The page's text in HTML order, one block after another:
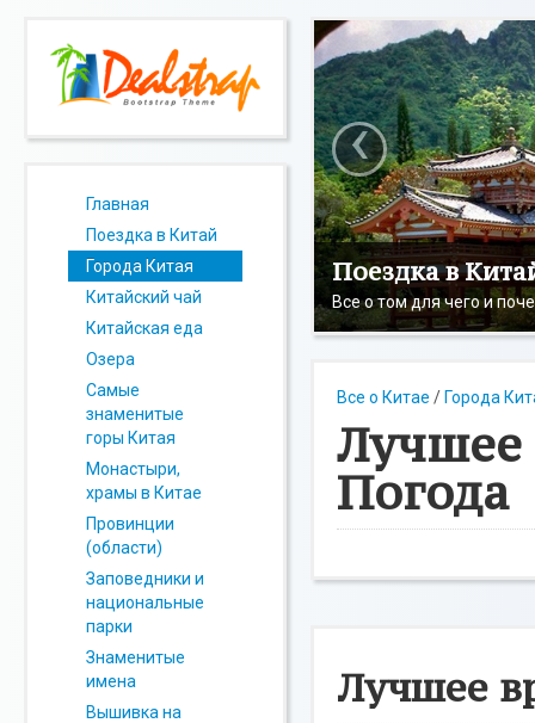
Главная
Поездка в Китай
Города Китая
Китайский чай
Китайская еда
Озера
Самые
знаменитые
горы Китая
Монастыри,
храмы в Китае
Провинции
(области)
Заповедники и
национальные
парки
Знаменитые
имена
Вышивка на
Поездка в
Все о том для чего и
‹
Все о Китае / Города
Лучшее
Погода
Лучшее